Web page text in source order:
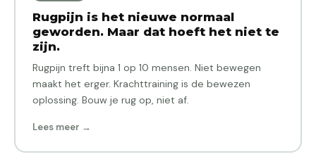
Rugpijn is het nieuwe normaal
geworden. Maar dat hoeft het niet te
zijn.
Rugpijn treft bijna 1 op 10 mensen. Niet bewegen
maakt het erger. Krachttraining is de bewezen
oplossing. Bouw je rug op, niet af.
Lees meer →